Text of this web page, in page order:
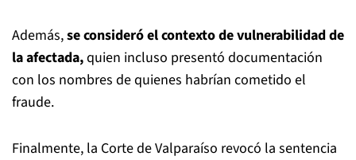
Además,se consideró el contexto de vulnerabilidad de
la afectada,quien incluso presentó documentación
con los nombres de quienes habrían cometido el
fraude.
Finalmente, la Corte de Valparaíso revocó la sentencia